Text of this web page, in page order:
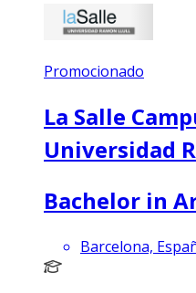
Promocionado
La Salle
Universidad
Bachelor in
Barcelona,